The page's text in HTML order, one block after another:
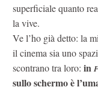
superficiale quanto
la vive.
Ve l’ho già detto: la
il cinema sia uno
scontrano tra loro: in
sullo schermo è